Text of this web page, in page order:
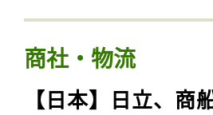
商社・物流
【日本】日立、商